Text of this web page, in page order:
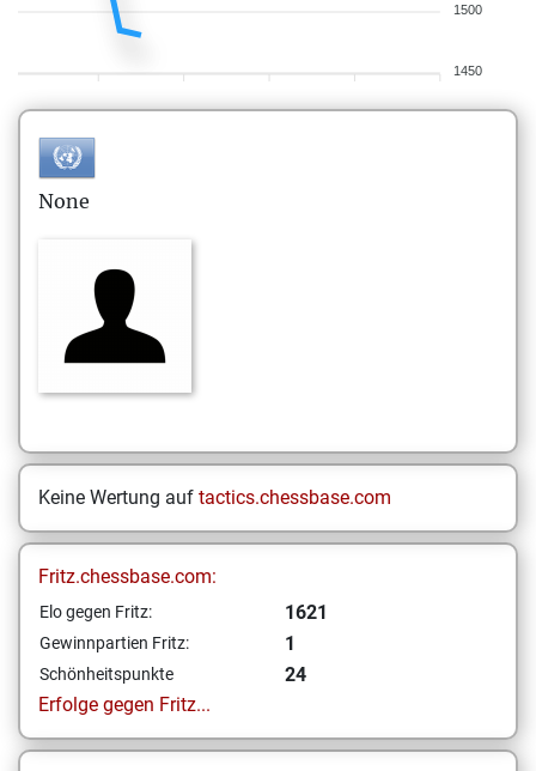
1500
1450
None
Keine Wertung auf tactics.chessbase.com
Fritz.chessbase.com:
Elo gegen Fritz: 1621
Gewinnpartien Fritz: 1
Schönheitspunkte
24
Erfolge gegen Fritz...